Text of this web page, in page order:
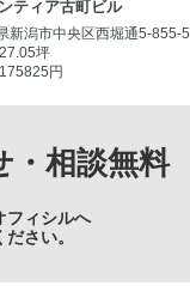
ティア古町ビル
新潟市中央区西堀通5-855-5
坪
円
・相談無料
フィシルへ
さい。